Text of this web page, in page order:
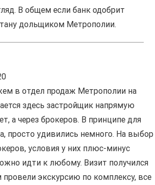
В общем если банк одобрит
дольщиком Метрополии.
в отдел продаж Метрополии на
здесь застройщик напрямую
а через брокеров. В принципе для
просто удивились немного. На выбор
условия у них плюс-минус
идти к любому. Визит получился
экскурсию по комплексу, все